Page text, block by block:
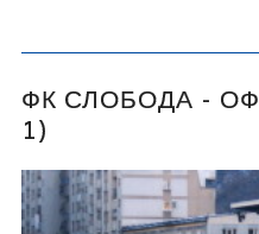
ФК СЛОБОДА -
1)